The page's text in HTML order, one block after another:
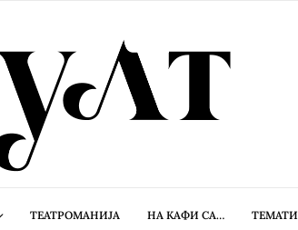
ТЕАТРОМАНИЈА НА КАФИ СА… ТЕМАТИ